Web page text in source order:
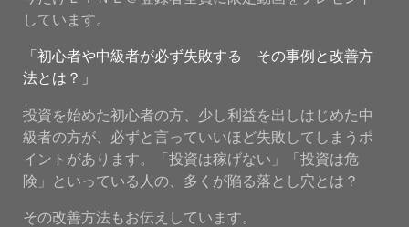
しています。
「初心者や中級者が必ず失敗する その事例と改善方
法とは？」
投資を始めた初心者の方、少し利益を出しはじめた中
級者の方が、必ずと言っていいほど失敗してしまうポ
イントがあります。「投資は稼げない」「投資は危
険」といっている人の、多くが陥る落とし穴とは？
その改善方法もお伝えしています。